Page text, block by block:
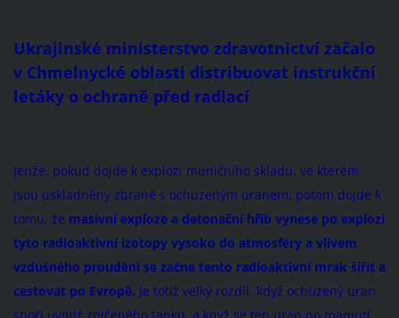
Ukrajinské ministerstvo zdravotnictví začalo
v Chmelnycké oblasti distribuovat instrukční
letáky o ochraně před radiací
Jenže, pokud dojde k explozi muničního skladu, ve kterém
jsou uskladněny zbraně s ochuzeným uranem, potom dojde k
tomu, že masivní exploze a detonační hřib vynese po explozi
tyto radioaktivní izotopy vysoko do atmosféry a vlivem
vzdušného proudění se začne tento radioaktivní mrak šířit a
cestovat po Evropě. Je totiž velký rozdíl, když ochuzený uran